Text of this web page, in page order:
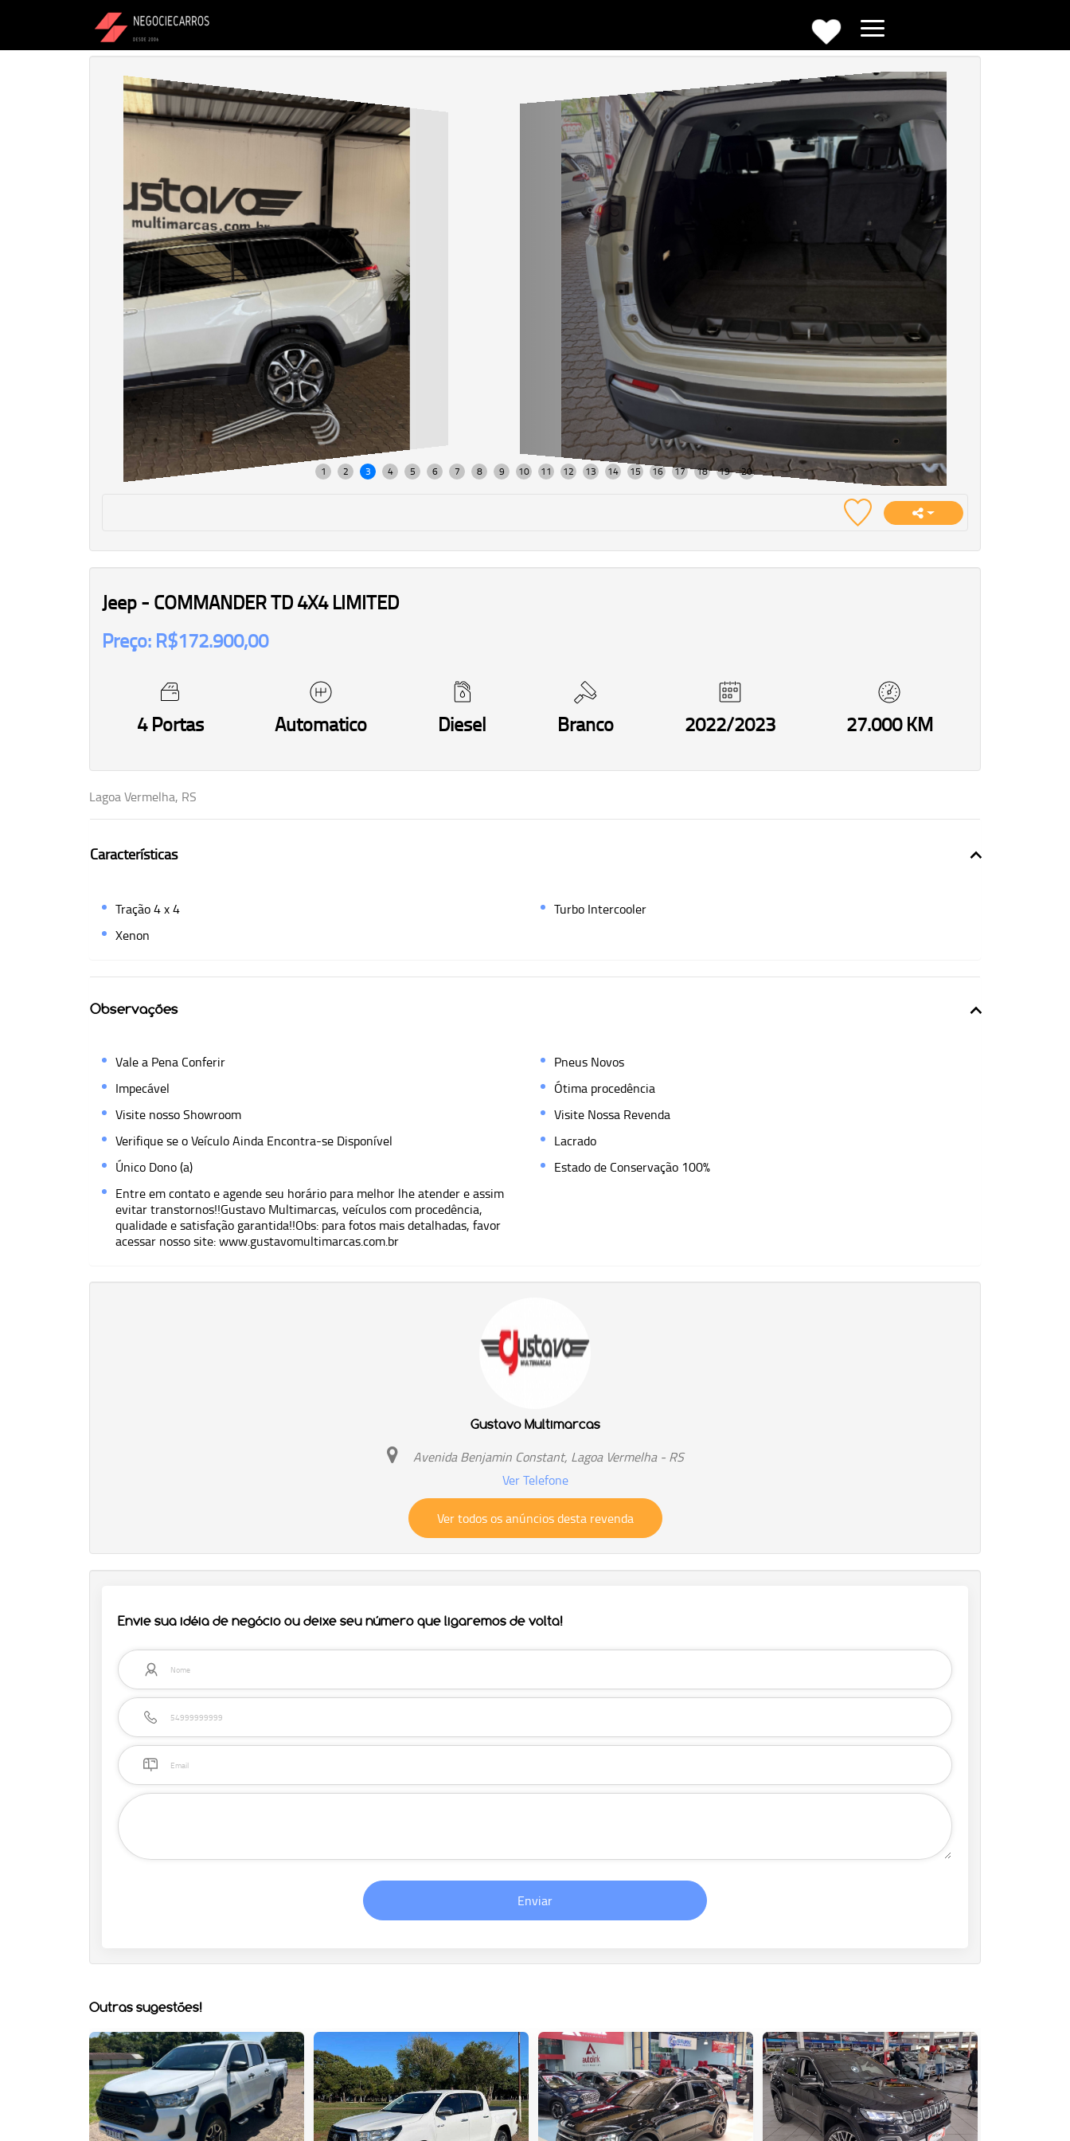
Jeep - COMMANDER TD 4X4 LIMITED
Preço: R$172.900,00
4 Portas Automatico Diesel Branco 2022/2023 27.000 KM
Lagoa Vermelha, RS
Características
Tração 4 x 4
Turbo Intercooler
Xenon
Observações
Vale a Pena Conferir
Pneus Novos
Impecável
Ótima procedência
Visite nosso Showroom
Visite Nossa Revenda
Verifique se o Veí­culo Ainda Encontra-se Disponível
Lacrado
Único Dono (a)
Estado de Conservação 100%
Entre em contato e agende seu horário para melhor lhe atender e assim
evitar transtornos!!Gustavo Multimarcas, veículos com procedência,
qualidade e satisfação garantida!!Obs: para fotos mais detalhadas, favor
acessar nosso site: www.gustavomultimarcas.com.br
Gustavo Multimarcas
Avenida Benjamin Constant, Lagoa Vermelha - RS
Ver Telefone
Ver todos os anúncios desta revenda
Envie sua idéia de negócio ou deixe seu número que ligaremos de volta!
Enviar
Outras sugestões!